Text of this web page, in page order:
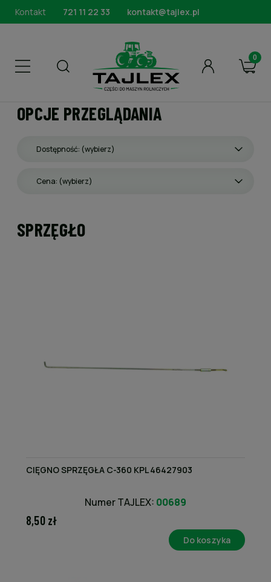
Kontakt 721 11 22 33 kontakt@tajlex.pl
OPCJE PRZEGLĄDANIA
Dostępność: (wybierz)
Cena: (wybierz)
SPRZĘGŁO
CIĘGNO SPRZĘGŁA C-360 KPL 46427903
Numer TAJLEX: 00689
8,50 zł
Do koszyka